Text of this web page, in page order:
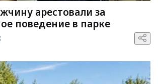
арестовали за
поведение в парке